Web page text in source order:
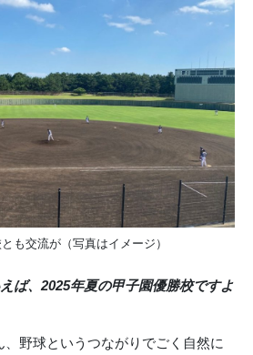
も交流が（写真はイメージ）
、2025年夏の甲子園優勝校ですよ
、野球というつながりでごく自然に